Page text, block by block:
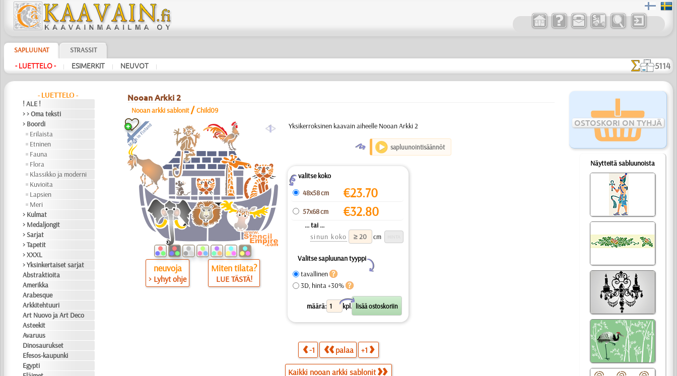
SAPLUUNAT STRASSIT
- LUETTELO - | ESIMERKIT | NEUVOT | 5114
- LUETTELO -
! ALE !
> > Oma teksti
> Boordi
Erilaista
Etninen
Fauna
Flora
Klassikko ja moderni
Kuvioita
Lapsien
Meri
> Kulmat
> Medaljongit
> Sarjat
> Tapetit
> XXXL
> Yksinkertaiset sarjat
Abstraktioita
Amerikka
Arabesque
Arkkitehtuuri
Art Nuovo ja Art Deco
Asteekit
Avaruus
Dinosaurukset
Efesos-kaupunki
Egypti
OSTOSKORI ON TYHJÄ
Näytteitä sabluunoista
Nooan Arkki 2
Nooan arkki sablonit /Child09
a
neuvoja
> Lyhyt ohje
Miten tilata?
LUE TÄSTÄ!
Yksikerroksinen kaavain aiheelle Nooan Arkki 2
O sapluunointisäännöt
Zvalitse koko
48x58 cm
€23.70
57x68 cm €32.80
... tai ...
sinun koko
cm
Valitse sapluunan tyyppi
Y
tavallinen
3D, hinta +30%
määrä: kpl.
X
-1 palaa +1
Kaikki nooan arkki sablonit